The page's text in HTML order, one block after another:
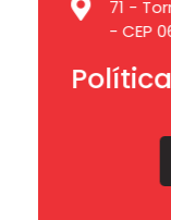
71 -
- CEP